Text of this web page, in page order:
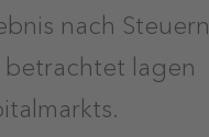
nach Steuern
betrachtet lagen